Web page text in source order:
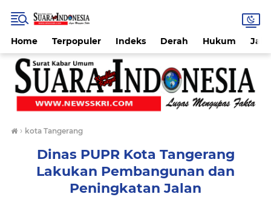
Home Terpopuler Indeks Derah Hukum
› kota Tangerang
Dinas PUPR Kota Tangerang
Lakukan Pembangunan dan
Peningkatan Jalan